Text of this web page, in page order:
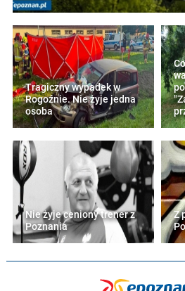
Tragiczny wypadek w
Rogoźnie. Nie żyje jedna
osoba
Nie żyje ceniony trener z
Poznania
Z